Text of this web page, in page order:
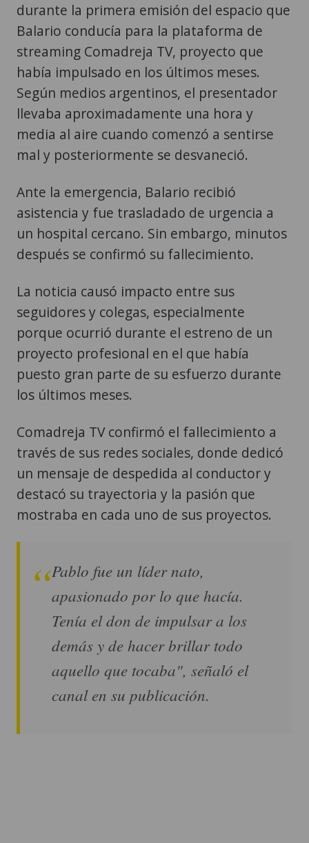
durante la primera emisión del espacio que
Balario conducía para la plataforma de
streaming Comadreja TV, proyecto que
había impulsado en los últimos meses.
Según medios argentinos, el presentador
llevaba aproximadamente una hora y
media al aire cuando comenzó a sentirse
mal y posteriormente se desvaneció.
Ante la emergencia, Balario recibió
asistencia y fue trasladado de urgencia a
un hospital cercano. Sin embargo, minutos
después se confirmó su fallecimiento.
La noticia causó impacto entre sus
seguidores y colegas, especialmente
porque ocurrió durante el estreno de un
proyecto profesional en el que había
puesto gran parte de su esfuerzo durante
los últimos meses.
Comadreja TV confirmó el fallecimiento a
través de sus redes sociales, donde dedicó
un mensaje de despedida al conductor y
destacó su trayectoria y la pasión que
mostraba en cada uno de sus proyectos.
Pablo fue un líder nato,
apasionado por lo que hacía.
Tenía el don de impulsar a los
demás y de hacer brillar todo
aquello que tocaba", señaló el
canal en su publicación.